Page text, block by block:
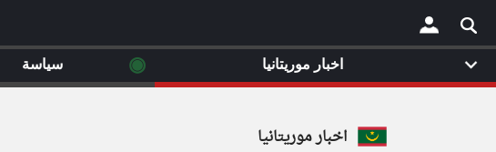
×
اخبار موريتانيا
اخبار موريتانيا ◉ سياسة